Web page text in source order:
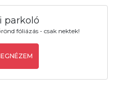
parkoló
fóliázás - csak nektek!